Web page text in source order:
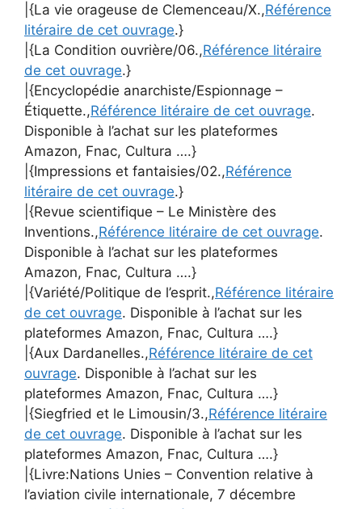
|{La vie orageuse de Clemenceau/X.,Référence
litéraire de cet ouvrage.}
|{La Condition ouvrière/06.,Référence litéraire
de cet ouvrage.}
|{Encyclopédie anarchiste/Espionnage –
Étiquette.,Référence litéraire de cet ouvrage.
Disponible à l’achat sur les plateformes
Amazon, Fnac, Cultura ….}
|{Impressions et fantaisies/02.,Référence
litéraire de cet ouvrage.}
|{Revue scientifique – Le Ministère des
Inventions.,Référence litéraire de cet ouvrage.
Disponible à l’achat sur les plateformes
Amazon, Fnac, Cultura ….}
|{Variété/Politique de l’esprit.,Référence litéraire
de cet ouvrage. Disponible à l’achat sur les
plateformes Amazon, Fnac, Cultura ….}
|{Aux Dardanelles.,Référence litéraire de cet
ouvrage. Disponible à l’achat sur les
plateformes Amazon, Fnac, Cultura ….}
|{Siegfried et le Limousin/3.,Référence litéraire
de cet ouvrage. Disponible à l’achat sur les
plateformes Amazon, Fnac, Cultura ….}
|{Livre:Nations Unies – Convention relative à
l’aviation civile internationale, 7 décembre